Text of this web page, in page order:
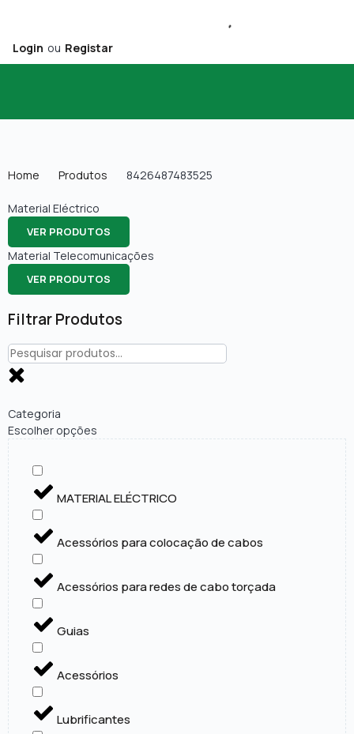
Login ou Registar
Home Produtos 8426487483525
Filtrar Produtos
Categoria
Escolher opções
MATERIAL ELÉCTRICO
Acessórios para colocação de cabos
Acessórios para redes de cabo torçada
Guias
Acessórios
Lubrificantes
Material Eléctrico
VER PRODUTOS
Material Telecomunicações
VER PRODUTOS